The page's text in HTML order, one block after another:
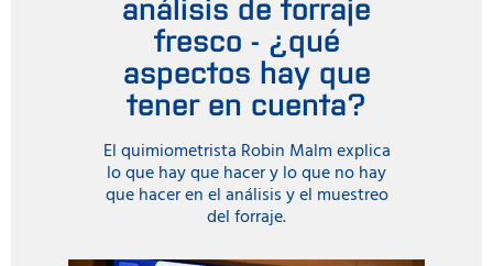
fresco - ¿qué
aspectos hay que
tener en cuenta?
El quimiometrista Robin Malm explica
lo que hay que hacer y lo que no hay
que hacer en el análisis y el muestreo
del forraje.